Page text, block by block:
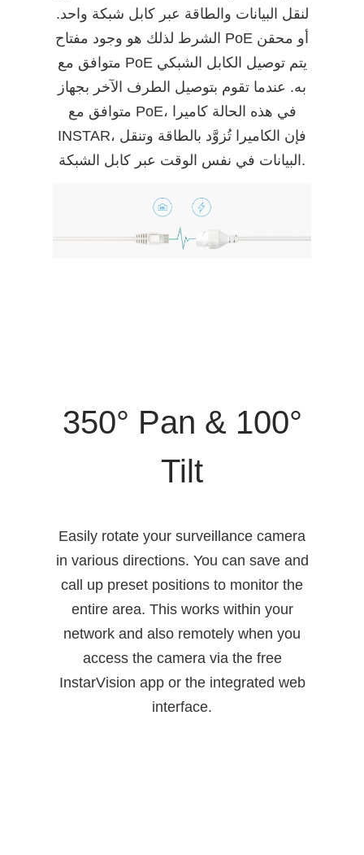
لنقل البيانات والطاقة عبر كابل شبكة واحد.
الشرط لذلك هو وجود مفتاح PoE أو محقن
متوافق مع PoE يتم توصيل الكابل الشبكي
به. عندما تقوم بتوصيل الطرف الآخر بجهاز
متوافق مع PoE، في هذه الحالة كاميرا
INSTAR، فإن الكاميرا تُزوَّد بالطاقة وتنقل
البيانات في نفس الوقت عبر كابل الشبكة.
350° Pan & 100°
Tilt
Easily rotate your surveillance camera
in various directions. You can save and
call up preset positions to monitor the
entire area. This works within your
network and also remotely when you
access the camera via the free
InstarVision app or the integrated web
interface.